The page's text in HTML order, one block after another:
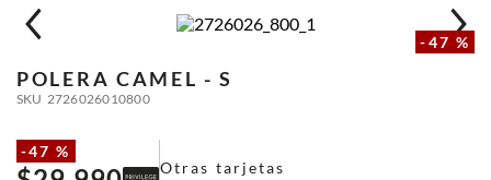
-47 %
POLERA CAMEL - S
SKU 2726026010800
-47 %
Otras tarjetas